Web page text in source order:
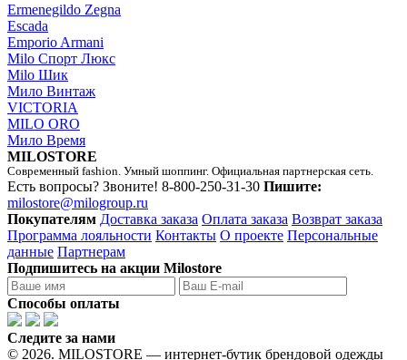
Ermenegildo Zegna
Escada
Emporio Armani
Milo Спорт Люкс
Milo Шик
Мило Винтаж
VICTORIA
MILO ORO
Мило Время
MILOSTORE
Современный fashion. Умный шоппинг. Официальная партнерская сеть.
Есть вопросы? Звоните! 8-800-250-31-30 Пишите:
milostore@milogroup.ru
Покупателям Доставка заказа Оплата заказа Возврат заказа
Программа лояльности Контакты О проекте Персональные
данные Партнерам
Подпишитесь на акции Milostore
Способы оплаты
Следите за нами
© 2026. MILOSTORE — интернет-бутик брендовой одежды